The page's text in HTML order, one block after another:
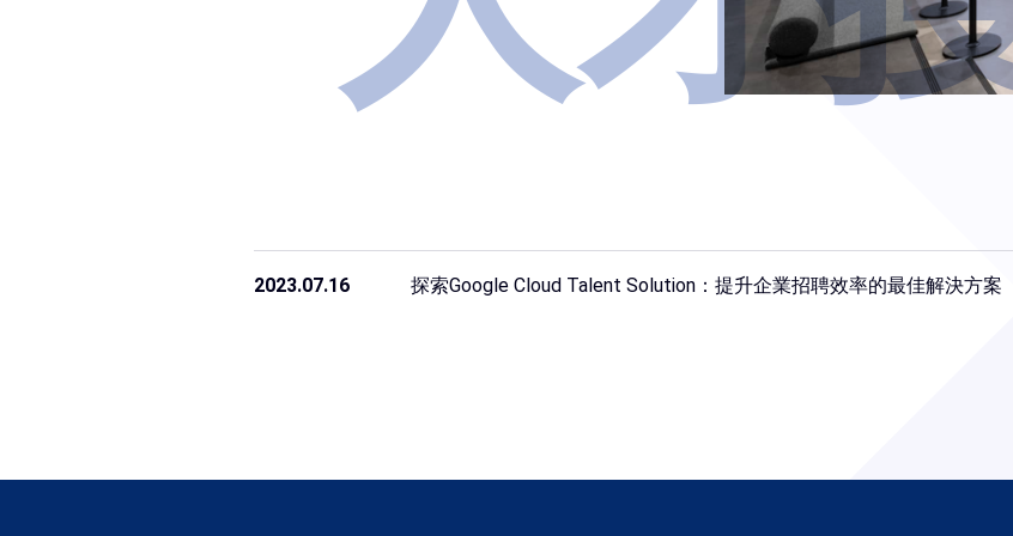
2023.07.16 探索Google Cloud Talent Solution：提升企業招聘效率的最佳解決方案